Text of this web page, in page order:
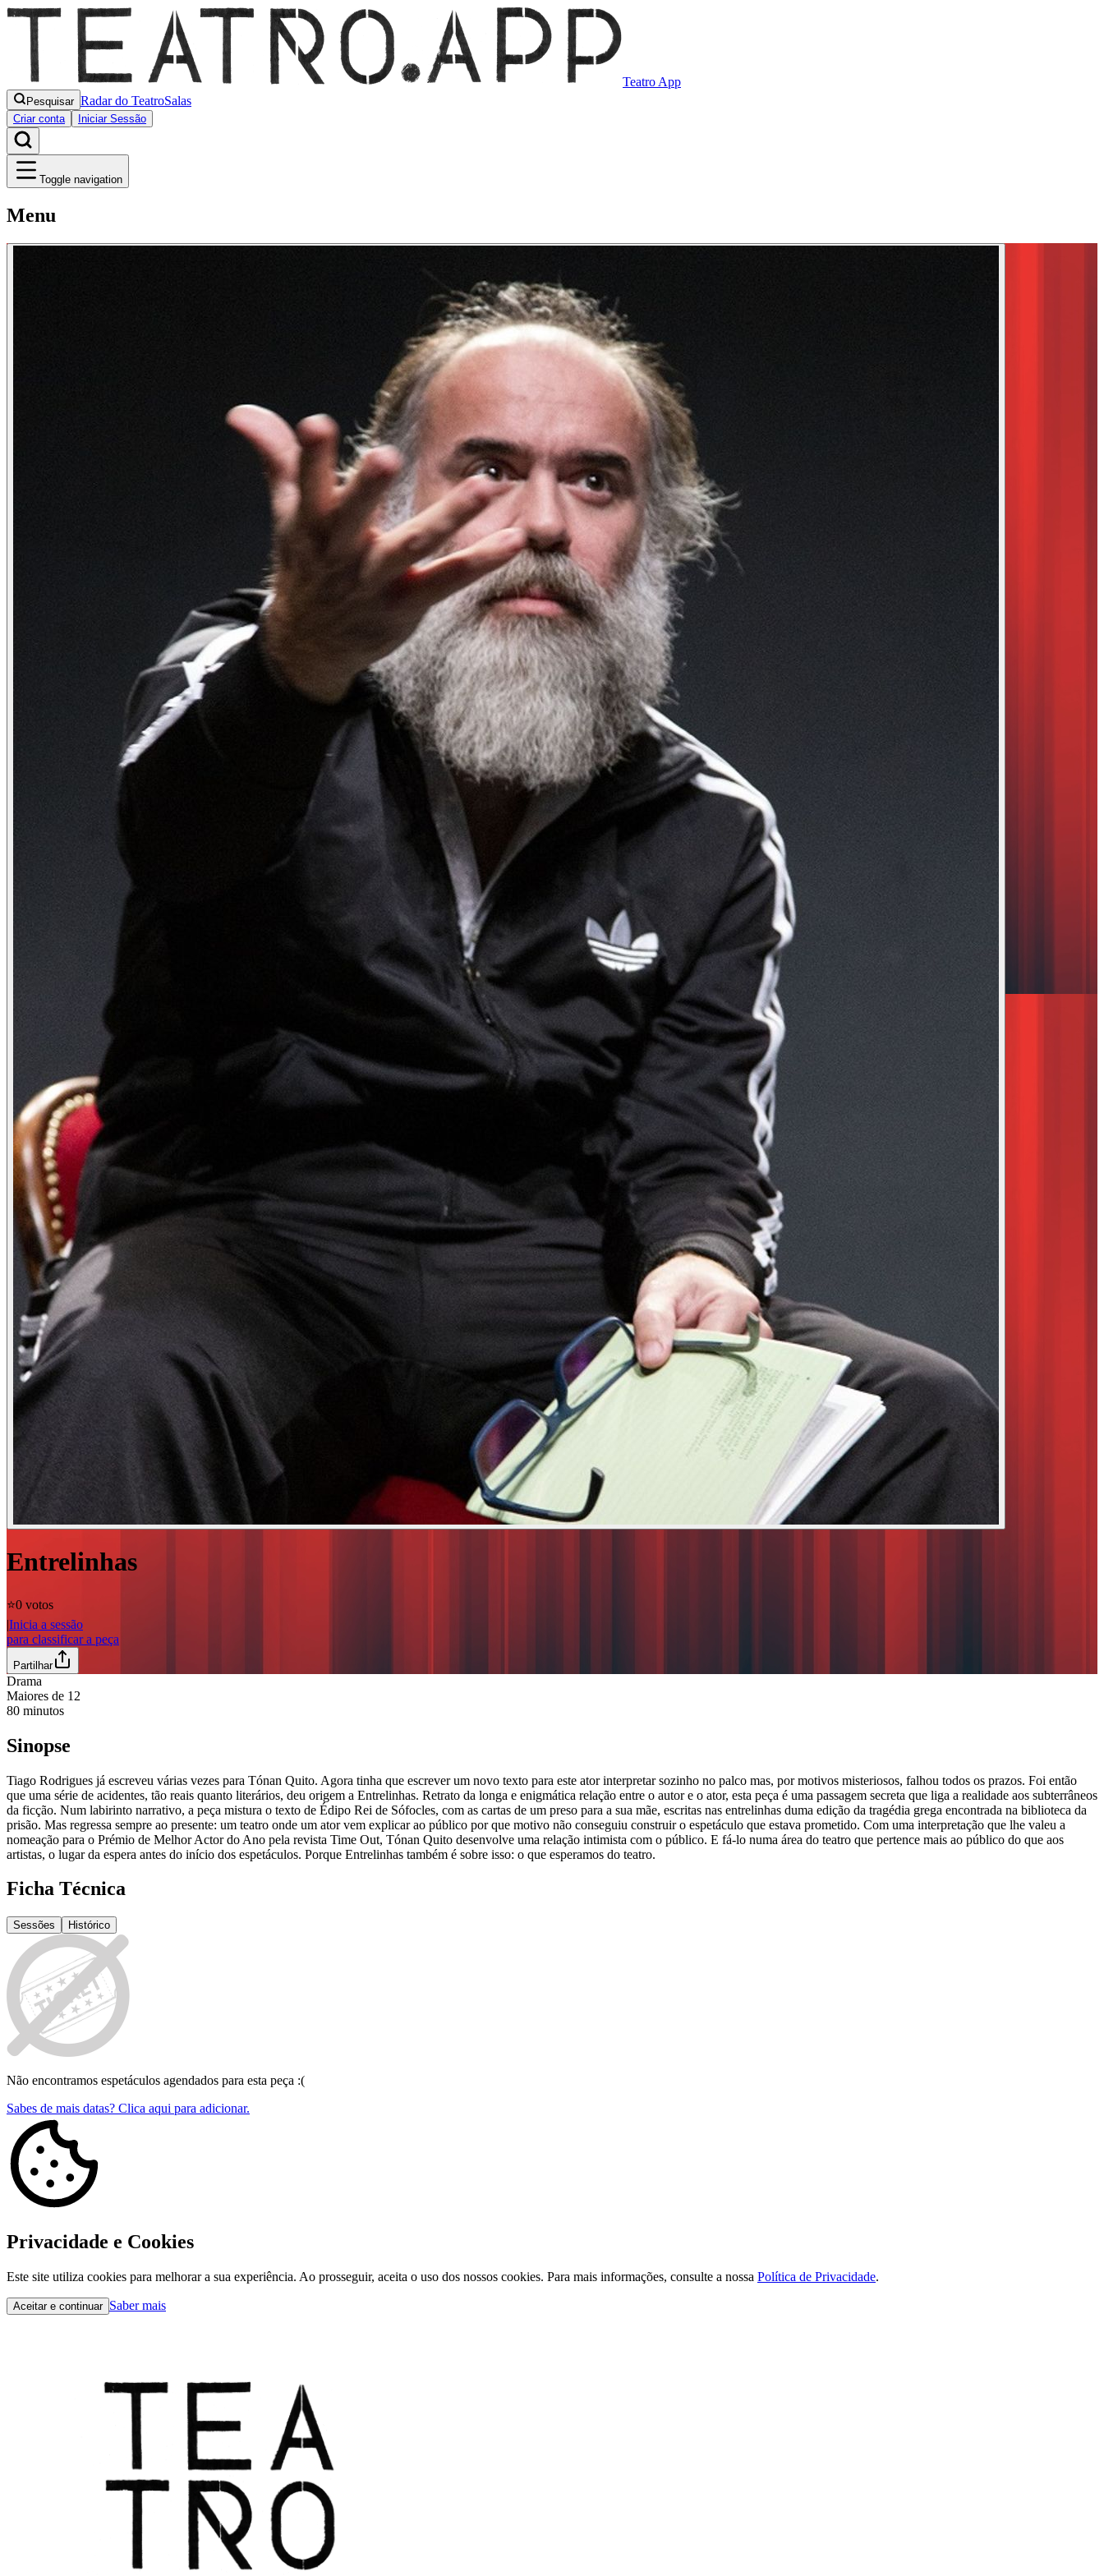
Teatro App
Pesquisar Radar do TeatroSalas
Criar conta Iniciar Sessão
Toggle navigation
Menu
Entrelinhas
⭐️0 votos
|Inicia a sessão
para classificar a peça
Partilhar
Drama
Maiores de 12
80 minutos
Sinopse
Tiago Rodrigues já escreveu várias vezes para Tónan Quito. Agora tinha que escrever um novo texto para este ator interpretar sozinho no palco mas, por motivos misteriosos, falhou todos os prazos. Foi então
que uma série de acidentes, tão reais quanto literários, deu origem a Entrelinhas. Retrato da longa e enigmática relação entre o autor e o ator, esta peça é uma passagem secreta que liga a realidade aos subterrâneos
da ficção. Num labirinto narrativo, a peça mistura o texto de Édipo Rei de Sófocles, com as cartas de um preso para a sua mãe, escritas nas entrelinhas duma edição da tragédia grega encontrada na biblioteca da
prisão. Mas regressa sempre ao presente: um teatro onde um ator vem explicar ao público por que motivo não conseguiu construir o espetáculo que estava prometido. Com uma interpretação que lhe valeu a
nomeação para o Prémio de Melhor Actor do Ano pela revista Time Out, Tónan Quito desenvolve uma relação intimista com o público. E fá-lo numa área do teatro que pertence mais ao público do que aos
artistas, o lugar da espera antes do início dos espetáculos. Porque Entrelinhas também é sobre isso: o que esperamos do teatro.
Ficha Técnica
Sessões Histórico
Não encontramos espetáculos agendados para esta peça :(
Sabes de mais datas? Clica aqui para adicionar.
Privacidade e Cookies
Este site utiliza cookies para melhorar a sua experiência. Ao prosseguir, aceita o uso dos nossos cookies. Para mais informações, consulte a nossa Política de Privacidade.
Aceitar e continuar Saber mais